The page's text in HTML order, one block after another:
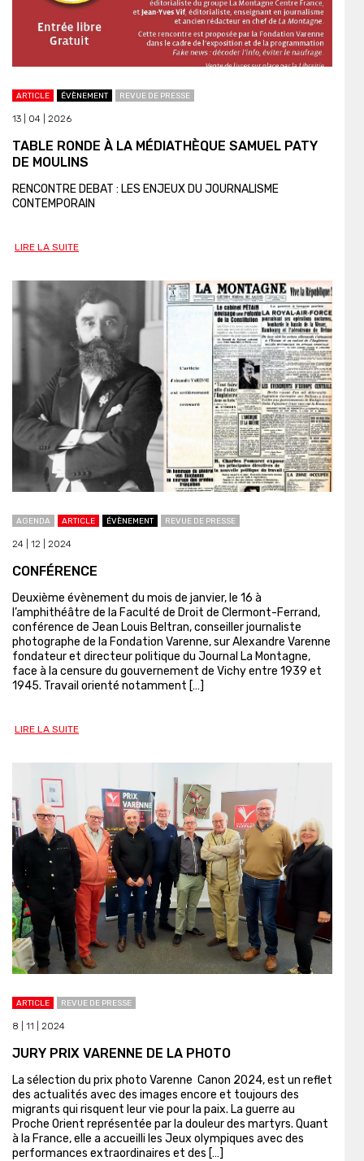
ARTICLE ÉVÈNEMENT REVUE DE PRESSE
13 | 04 | 2026
TABLE RONDE À LA MÉDIATHÈQUE SAMUEL PATY
DE MOULINS
RENCONTRE DEBAT : LES ENJEUX DU JOURNALISME
CONTEMPORAIN
LIRE LA SUITE
AGENDA ARTICLE ÉVÈNEMENT REVUE DE PRESSE
24 | 12 | 2024
CONFÉRENCE
Deuxième évènement du mois de janvier, le 16 à
l’amphithéâtre de la Faculté de Droit de Clermont-Ferrand,
conférence de Jean Louis Beltran, conseiller journaliste
photographe de la Fondation Varenne, sur Alexandre Varenne
fondateur et directeur politique du Journal La Montagne,
face à la censure du gouvernement de Vichy entre 1939 et
1945. Travail orienté notamment […]
LIRE LA SUITE
ARTICLE REVUE DE PRESSE
8 | 11 | 2024
JURY PRIX VARENNE DE LA PHOTO
La sélection du prix photo Varenne Canon 2024, est un reflet
des actualités avec des images encore et toujours des
migrants qui risquent leur vie pour la paix. La guerre au
Proche Orient représentée par la douleur des martyrs. Quant
à la France, elle a accueilli les Jeux olympiques avec des
performances extraordinaires et des […]